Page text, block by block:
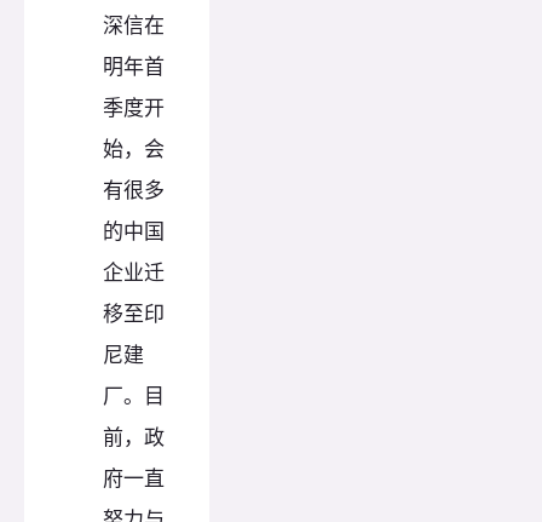
深信在
明年首
季度开
始，会
有很多
的中国
企业迁
移至印
尼建
厂。目
前，政
府一直